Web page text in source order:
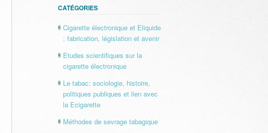
CATÉGORIES
Cigarette électronique et Eliquide
: fabrication, législation et avenir
Etudes scientifiques sur la
cigarette électronique
Le tabac: sociologie, histoire,
politiques publiques et lien avec
la Ecigarette
Méthodes de sevrage tabagique